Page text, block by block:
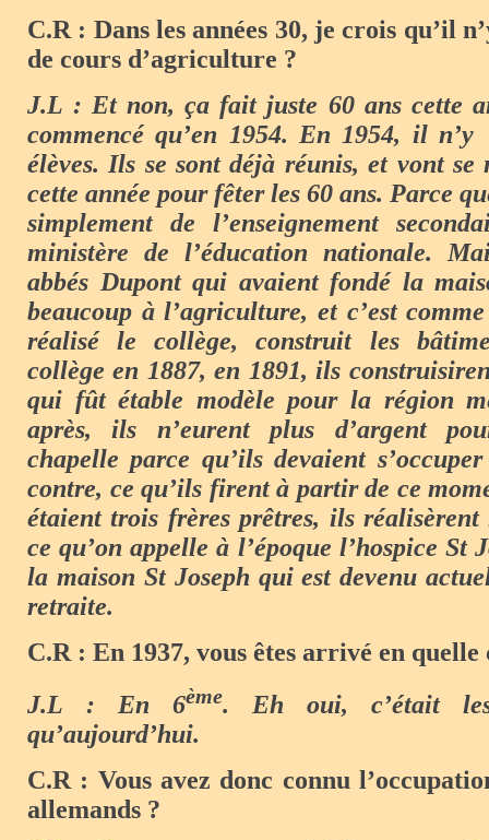
C.R : Dans les années 30, je crois qu’il
de cours d’agriculture ?
J.L : Et non, ça fait juste 60 ans cette
commencé qu’en 1954. En 1954, il
élèves. Ils se sont déjà réunis, et vont se
cette année pour fêter les 60 ans. Parce
simplement de l’enseignement
ministère de l’éducation nationale.
abbés Dupont qui avaient fondé la
beaucoup à l’agriculture, et c’est
réalisé le collège, construit les
collège en 1887, en 1891, ils
qui fût étable modèle pour la région
après, ils n’eurent plus d’argent
chapelle parce qu’ils devaient
contre, ce qu’ils firent à partir de ce
étaient trois frères prêtres, ils
ce qu’on appelle à l’époque l’hospice St
la maison St Joseph qui est devenu
retraite.
C.R : En 1937, vous êtes arrivé en quelle
J.L : En 6ème. Eh oui, c’était les
qu’aujourd’hui.
C.R : Vous avez donc connu
allemands ?